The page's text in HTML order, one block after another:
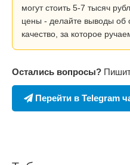
могут стоить 5-7 тысяч
цены - делайте выводы об
качество, за которое
Остались вопросы?
Перейти в Telegram